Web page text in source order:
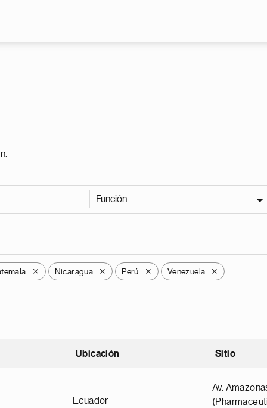
Función
X Nicaragua X Perú X Venezuela X
Ubicación Sitio
Ecuador
Av.